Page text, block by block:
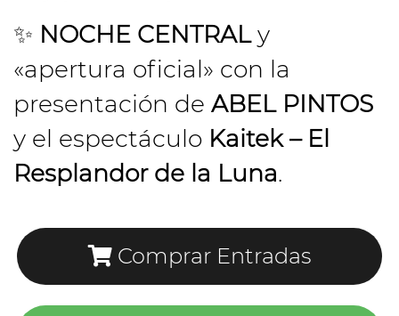
✨ NOCHE CENTRALy
«apertura oficial» con la
presentación de ABEL PINTOS
y el espectáculo Kaitek – El
Resplandor de la Luna.
Comprar Entradas